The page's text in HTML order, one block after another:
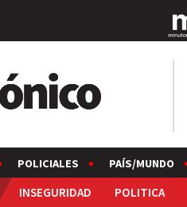
POLICIALES PAÍS/MUNDO
INSEGURIDAD POLITICA